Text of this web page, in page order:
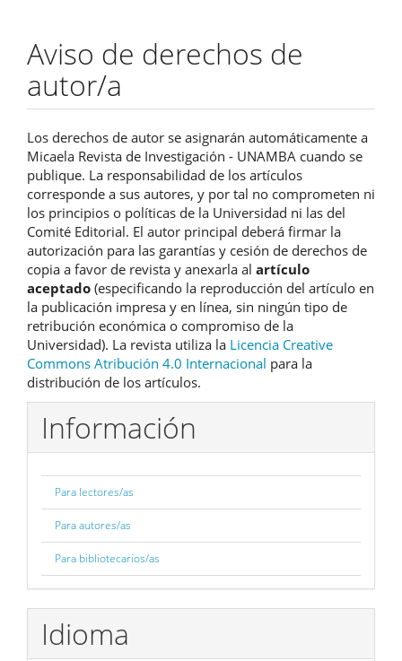
Aviso de derechos de
autor/a
Los derechos de autor se asignarán automáticamente a
Micaela Revista de Investigación - UNAMBA cuando se
publique. La responsabilidad de los artículos
corresponde a sus autores, y por tal no comprometen ni
los principios o políticas de la Universidad ni las del
Comité Editorial. El autor principal deberá firmar la
autorización para las garantías y cesión de derechos de
copia a favor de revista y anexarla al artículo
aceptado (especificando la reproducción del artículo en
la publicación impresa y en línea, sin ningún tipo de
retribución económica o compromiso de la
Universidad). La revista utiliza la Licencia Creative
Commons Atribución 4.0 Internacional para la
distribución de los artículos.
Información
Para lectores/as
Para autores/as
Para bibliotecarios/as
Idioma